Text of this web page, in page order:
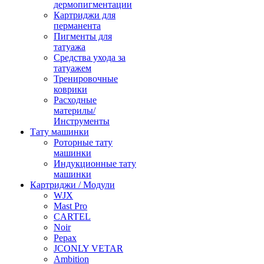
дермопигментации
Картриджи для
перманента
Пигменты для
татуажа
Средства ухода за
татуажем
Тренировочные
коврики
Расходные
материлы/
Инструменты
Тату машинки
Роторные тату
машинки
Индукционные тату
машинки
Картриджи / Модули
WJX
Mast Pro
CARTEL
Noir
Pepax
JCONLY VETAR
Ambition